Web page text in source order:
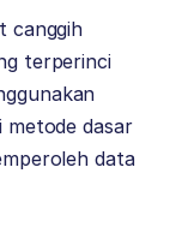
canggih
terperinci
dasar
data